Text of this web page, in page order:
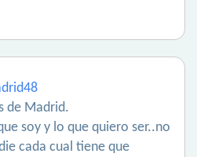
de Madrid.
soy y lo que quiero ser..no
cada cual tiene que